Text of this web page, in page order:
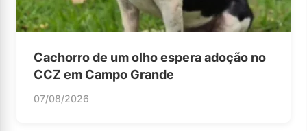
Cachorro de um olho espera adoção no
CCZ em Campo Grande
07/08/2026